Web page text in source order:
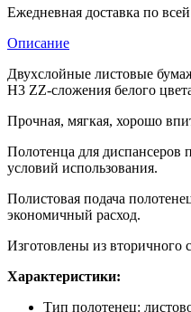
Ежедневная доставка по
Описание
Двухслойные листовые
H3 ZZ-сложения белого
Прочная, мягкая, хорошо
Полотенца для диспансеров
условий использования.
Полистовая подача
экономичный расход.
Изготовлены из вторичного
Характеристики:
Тип полотенец: